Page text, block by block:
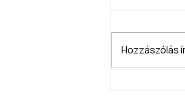
Kiállítás
Hozzászólás